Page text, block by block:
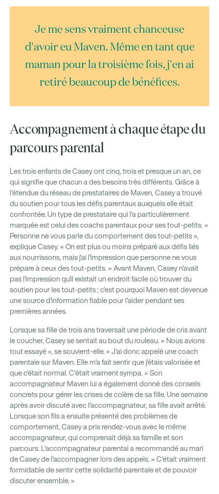
Je me sens vraiment chanceuse
d'avoir eu Maven. Même en tant que
maman pour la troisième fois, j'en ai
retiré beaucoup de bénéfices.
Accompagnement à chaque étape du
parcours parental
Les trois enfants de Casey ont cinq, trois et presque un an, ce
qui signifie que chacun a des besoins très différents. Grâce à
l'étendue du réseau de prestataires de Maven, Casey a trouvé
du soutien pour tous les défis parentaux auxquels elle était
confrontée. Un type de prestataire qui l'a particulièrement
marquée est celui des coachs parentaux pour ses tout-petits. «
Personne ne vous parle du comportement des tout-petits »,
explique Casey. « On est plus ou moins préparé aux défis liés
aux nourrissons, mais j'ai l'impression que personne ne vous
prépare à ceux des tout-petits. » Avant Maven, Casey n'avait
pas l'impression qu'il existait un endroit facile où trouver du
soutien pour les tout-petits ; c'est pourquoi Maven est devenue
une source d'information fiable pour l'aider pendant ses
premières années.
Lorsque sa fille de trois ans traversait une période de cris avant
le coucher, Casey se sentait au bout du rouleau. « Nous avions
tout essayé », se souvient-elle. « J'ai donc appelé une coach
parentale sur Maven. Elle m'a fait sentir que j'étais valorisée et
que c'était normal. C'était vraiment sympa. » Son
accompagnateur Maven lui a également donné des conseils
concrets pour gérer les crises de colère de sa fille. Une semaine
après avoir discuté avec l'accompagnateur, sa fille avait arrêté.
Lorsque son fils a ensuite présenté des problèmes de
comportement, Casey a pris rendez-vous avec le même
accompagnateur, qui comprenait déjà sa famille et son
parcours. L'accompagnateur parental a recommandé au mari
de Casey de l'accompagner lors des appels. « C'était vraiment
formidable de sentir cette solidarité parentale et de pouvoir
discuter ensemble. »